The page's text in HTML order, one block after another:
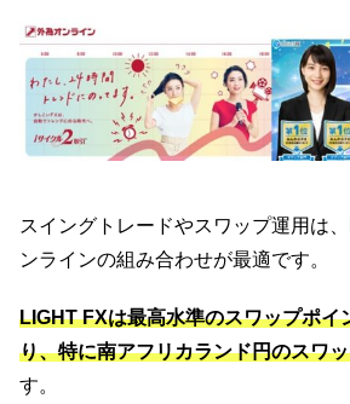
スイングトレードやスワップ運用は
ンラインの組み合わせが最適です。
LIGHT FXは最高水準のスワップポイ
り、特に南アフリカランド円のスワ
す。